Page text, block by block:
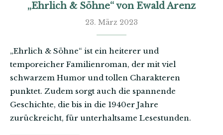
„Ehrlich & Söhne“ von Ewald Arenz
23. März 2023
„Ehrlich & Söhne“ ist ein heiterer und
temporeicher Familienroman, der mit viel
schwarzem Humor und tollen Charakteren
punktet. Zudem sorgt auch die spannende
Geschichte, die bis in die 1940er Jahre
zurückreicht, für unterhaltsame Lesestunden.